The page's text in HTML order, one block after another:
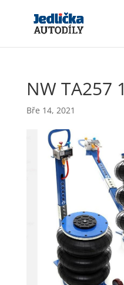
NW TA257 1
Bře 14, 2021